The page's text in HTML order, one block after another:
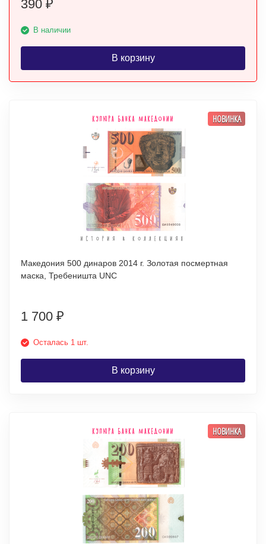
390 ₽
В наличии
В корзину
НОВИНКА
Македония 500 динаров 2014 г. Золотая посмертная
маска, Требеништа UNC
1 700 ₽
Осталась 1 шт.
В корзину
НОВИНКА